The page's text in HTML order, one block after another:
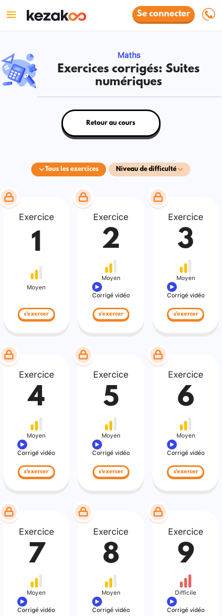
Se connecter
Maths
Exercices corrigés: Suites
numériques
Tous les exercices Niveau de difficulté
Retour au cours
Exercice
1
Moyen
s'exercer
Exercice
2
Moyen
Corrigé vidéo
s'exercer
Exercice
3
Moyen
Corrigé vidéo
s'exercer
Exercice
4
Moyen
Corrigé vidéo
s'exercer
Exercice
5
Moyen
Corrigé vidéo
s'exercer
Exercice
6
Moyen
Corrigé vidéo
s'exercer
Exercice
7
Moyen
Corrigé vidéo
Exercice
8
Moyen
Corrigé vidéo
Exercice
9
Difficile
Corrigé vidéo